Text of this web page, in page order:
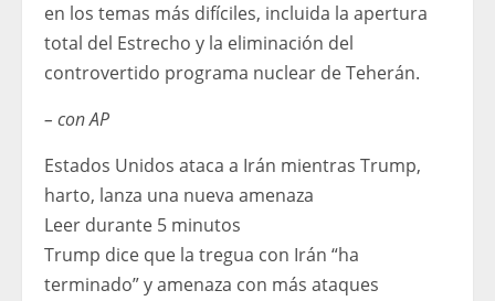
en los temas más difíciles, incluida la apertura
total del Estrecho y la eliminación del
controvertido programa nuclear de Teherán.
– con AP
Estados Unidos ataca a Irán mientras Trump,
harto, lanza una nueva amenaza
Leer durante 5 minutos
Trump dice que la tregua con Irán “ha
terminado” y amenaza con más ataques